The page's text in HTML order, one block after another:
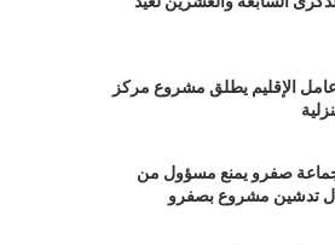
عامل الإقليم يطلق مشروع مركز
جماعة صفرو يمنع مسؤول من
تدشين مشروع بصفرو